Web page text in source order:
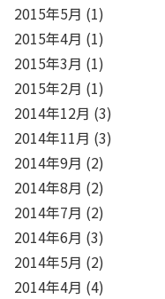
2015年5月 (1)
2015年4月 (1)
2015年3月 (1)
2015年2月 (1)
2014年12月 (3)
2014年11月 (3)
2014年9月 (2)
2014年8月 (2)
2014年7月 (2)
2014年6月 (3)
2014年5月 (2)
2014年4月 (4)